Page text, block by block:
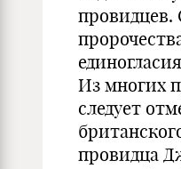
провидцев.
Из многих
следует
провидца